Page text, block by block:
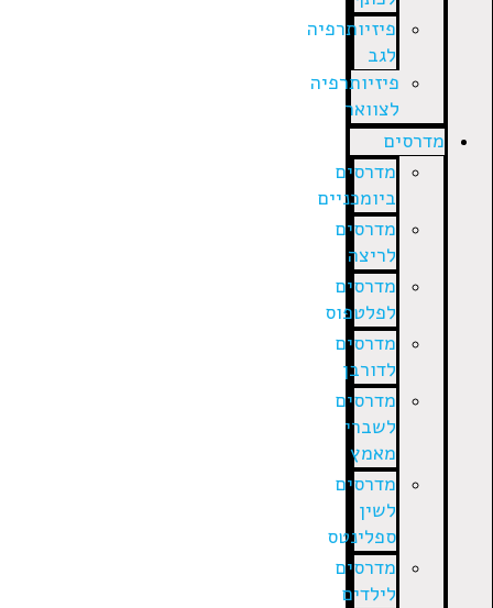
פיזיותרפיה
לגב
פיזיותרפיה
לצוואר
מדרסים
מדרסים
ביומכניים
מדרסים
לריצה
מדרסים
לפלטפוס
מדרסים
לדורבן
מדרסים
לשברי
מאמץ
מדרסים
לשין
ספלינטס
מדרסים
לילדים